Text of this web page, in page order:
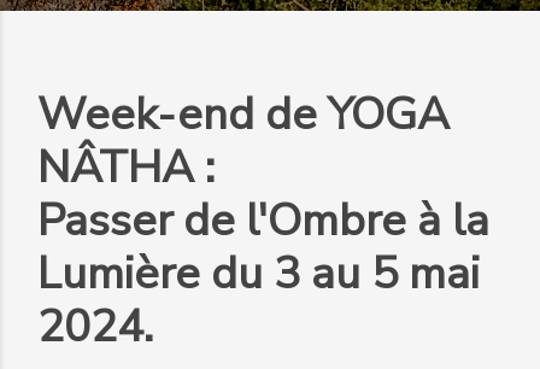
Week-end de YOGA
NÂTHA :
Passer de l'Ombre à la
Lumière du 3 au 5 mai
2024.